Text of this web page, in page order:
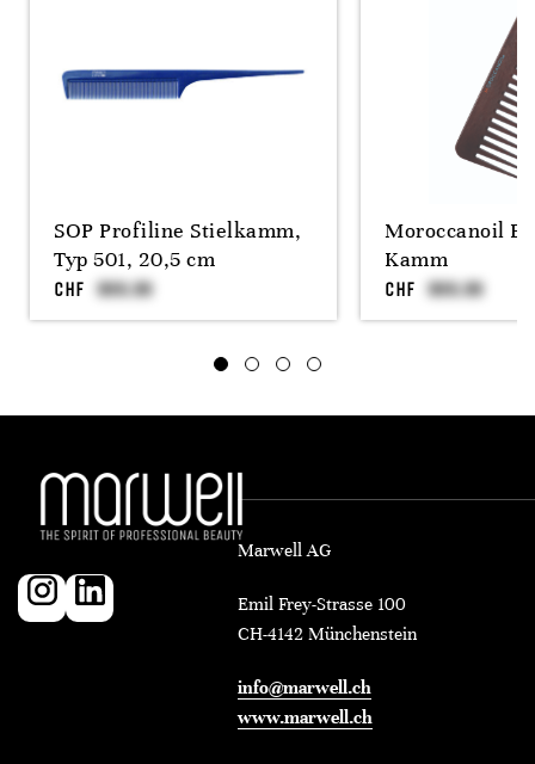
SOP Profiline Stielkamm,
Typ 501, 20,5 cm
CHF
Moroccanoil
Kamm
CHF
Marwell AG
Emil Frey-Strasse 100
CH-4142 Münchenstein
info@marwell.ch
www.marwell.ch